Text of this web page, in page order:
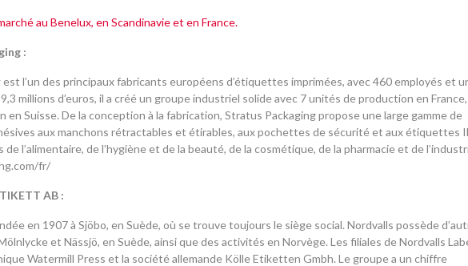
au Benelux, en Scandinavie et en France.
:
l’un des principaux fabricants européens d’étiquettes imprimées, avec 460 employés et
millions d’euros, il a créé un groupe industriel solide avec 7 unités de production en France,
Suisse. De la conception à la fabrication, Stratus Packaging propose une large gamme de
aux manchons rétractables et étirables, aux pochettes de sécurité et aux étiquettes
l’alimentaire, de l’hygiène et de la beauté, de la cosmétique, de la pharmacie et de
fr/
AB :
en 1907 à Sjöbo, en Suède, où se trouve toujours le siège social. Nordvalls possède
et Nässjö, en Suède, ainsi que des activités en Norvège. Les filiales de Nordvalls
Watermill Press et la société allemande Kölle Etiketten Gmbh. Le groupe a un chiffre